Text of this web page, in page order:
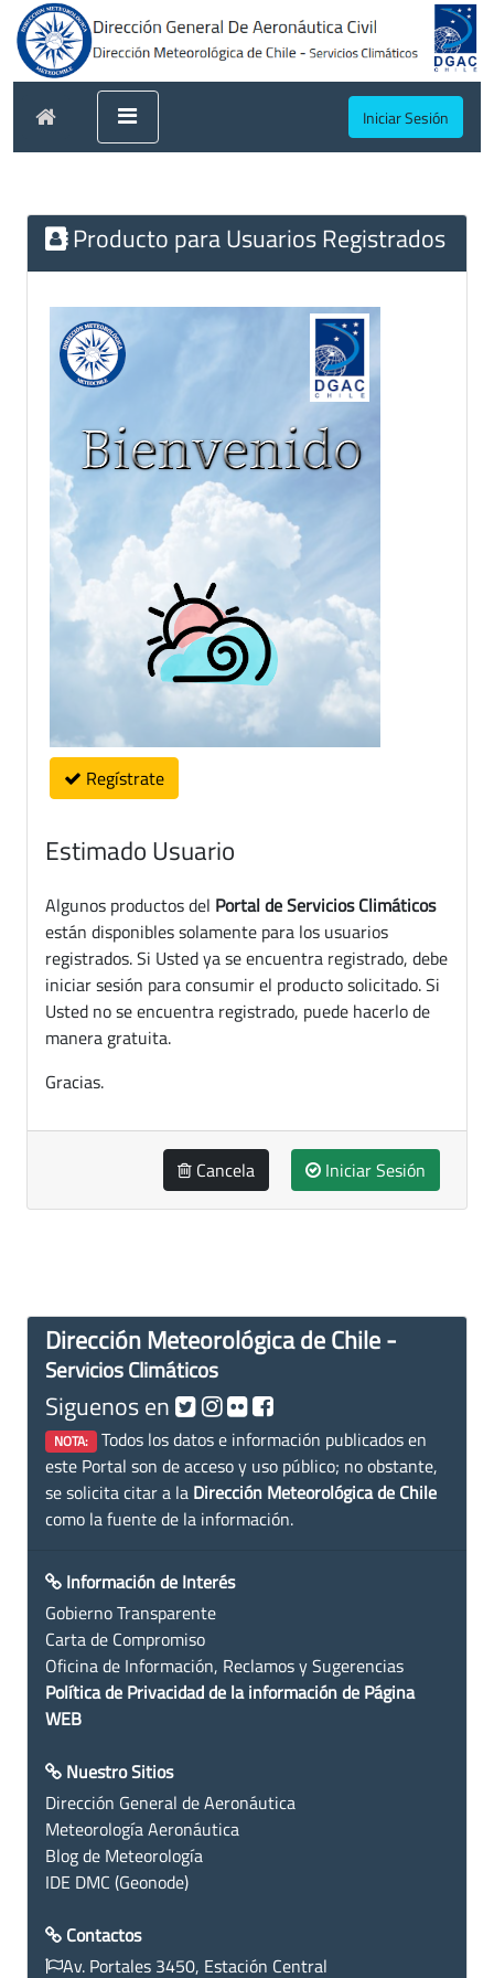
Iniciar Sesión
Producto para Usuarios Registrados
Regístrate
Estimado Usuario
Algunos productos del Portal de Servicios Climáticos
están disponibles solamente para los usuarios
registrados. Si Usted ya se encuentra registrado, debe
iniciar sesión para consumir el producto solicitado. Si
Usted no se encuentra registrado, puede hacerlo de
manera gratuita.
Gracias.
Cancela Iniciar Sesión
Dirección Meteorológica de Chile -
Servicios Climáticos
Siguenos en
NOTA: Todos los datos e información publicados en
este Portal son de acceso y uso público; no obstante,
se solicita citar a la Dirección Meteorológica de Chile
como la fuente de la información.
Información de Interés
Gobierno Transparente
Carta de Compromiso
Oficina de Información, Reclamos y Sugerencias
Política de Privacidad de la información de Página
WEB
Nuestro Sitios
Dirección General de Aeronáutica
Meteorología Aeronáutica
Blog de Meteorología
IDE DMC (Geonode)
Contactos
Av. Portales 3450, Estación Central